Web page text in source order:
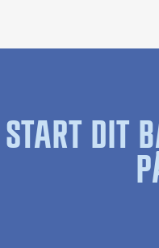
START DIT